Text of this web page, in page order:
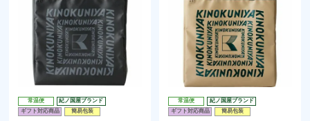
常温便
紀ノ国屋ブランド
ギフト対応商品
簡易包装
常温便
紀ノ国屋ブランド
ギフト対応商品
簡易包装